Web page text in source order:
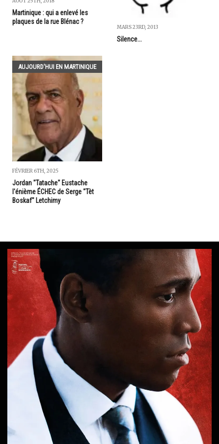
Martinique : qui a enlevé les
plaques de la rue Blénac ?
MARS 23RD, 2013
Silence...
AUJOURD'HUI EN MARTINIQUE
FÉVRIER 6TH, 2025
Jordan "Tatache" Eustache
l'énième ÉCHEC de Serge "Tèt
Boskaf" Letchimy